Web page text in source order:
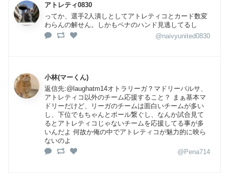
アトレティ0830
ってか、選手2人潰しとしてアトレティコとカード数変
わらんの解せん。しかもペナのハンド見逃してるし
@naivyunited0830
小林(マーくん)
返信先:@laughatm14オトラリーガ？マドリーバルサ、
アトレティコ以外のチーム応援すること？ まぁ基本マ
ドリーだけど、リーガのチームは面白いチームが多い
し、下位でもちゃんとボール繋ぐし、なんか試合見て
るとアトレティコじゃないチームを応援してる事が多
いんだよ 何故か俺の中でアトレティコが魅力的に映ら
ないのよ
@Pena714